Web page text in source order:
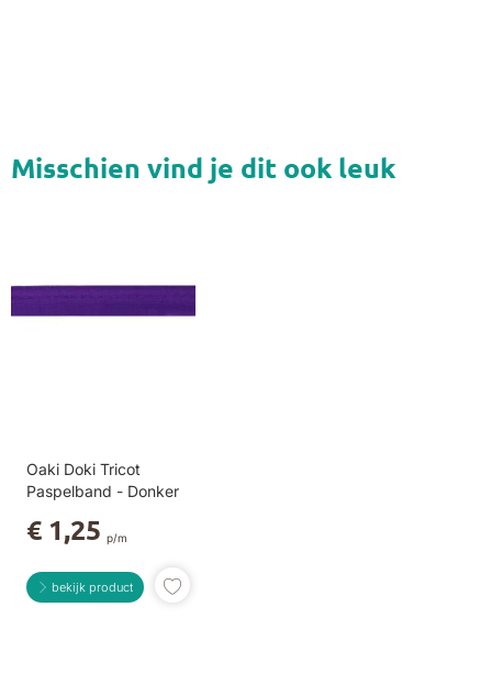
Misschien vind je dit ook leuk
Oaki Doki Tricot
Paspelband - Donker
€ 1,25 p/m
bekijk product